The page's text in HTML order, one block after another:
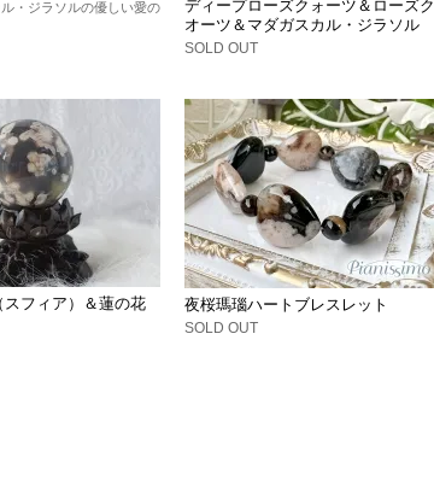
・ジラソルの優しい愛の
ディープローズクォーツ＆ローズク
オーツ＆マダガスカル・ジラソル
SOLD OUT
フィア）＆蓮の花
夜桜瑪瑙ハートブレスレット
SOLD OUT